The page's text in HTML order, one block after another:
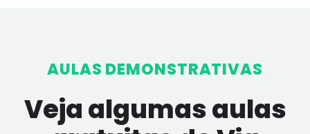
AULAS DEMONSTRATIVAS
Veja algumas aulas